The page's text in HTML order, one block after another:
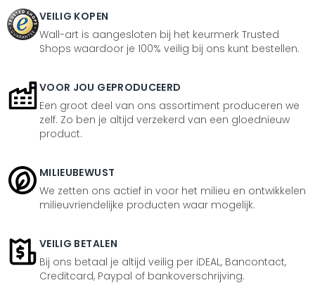
VEILIG KOPEN
Wall-art is aangesloten bij het keurmerk Trusted
Shops waardoor je 100% veilig bij ons kunt bestellen.
VOOR JOU GEPRODUCEERD
Een groot deel van ons assortiment produceren we
zelf. Zo ben je altijd verzekerd van een gloednieuw
product.
MILIEUBEWUST
We zetten ons actief in voor het milieu en ontwikkelen
milieuvriendelijke producten waar mogelijk.
VEILIG BETALEN
Bij ons betaal je altijd veilig per iDEAL, Bancontact,
Creditcard, Paypal of bankoverschrijving.